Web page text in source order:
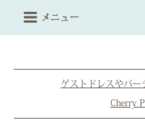
メニュー
ゲストドレスやパー
Cherry